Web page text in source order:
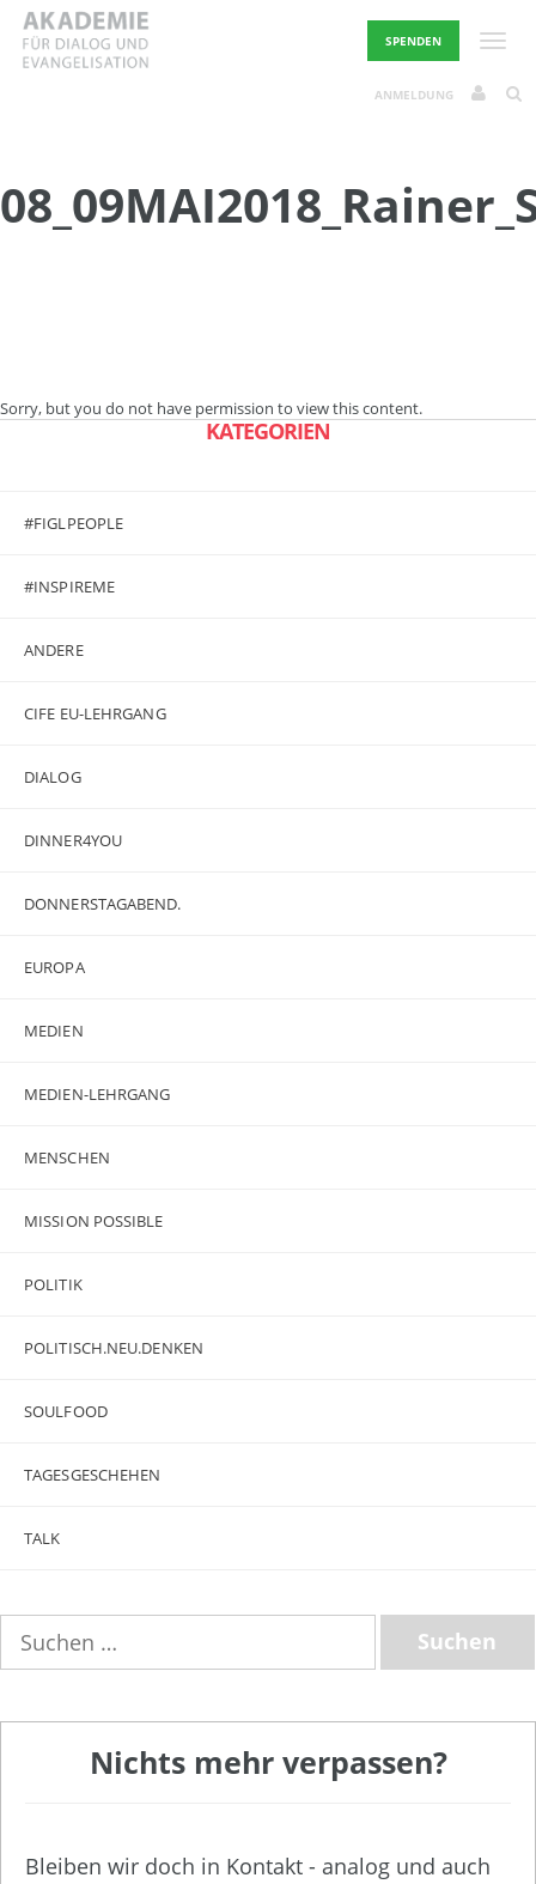
Skip
content
SPENDEN
ANMELDUNG
Sorry, but you do not have permission to view this content.
KATEGORIEN
#FIGLPEOPLE
#INSPIREME
ANDERE
CIFE EU-LEHRGANG
DIALOG
DINNER4YOU
DONNERSTAGABEND.
EUROPA
MEDIEN
MEDIEN-LEHRGANG
MENSCHEN
MISSION POSSIBLE
POLITIK
POLITISCH.NEU.DENKEN
SOULFOOD
TAGESGESCHEHEN
TALK
nach:
Nichts mehr verpassen?
Bleiben wir doch in Kontakt - analog und auch